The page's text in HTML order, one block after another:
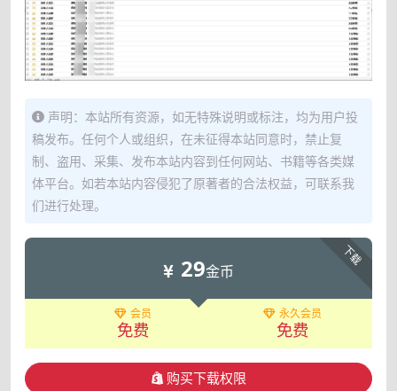
声明：本站所有资源，如无特殊说明或标注，均为用户投
稿发布。任何个人或组织，在未征得本站同意时，禁止复
制、盗用、采集、发布本站内容到任何网站、书籍等各类媒
体平台。如若本站内容侵犯了原著者的合法权益，可联系我
们进行处理。
下载
29金币
会员
免费
永久会员
免费
购买下载权限